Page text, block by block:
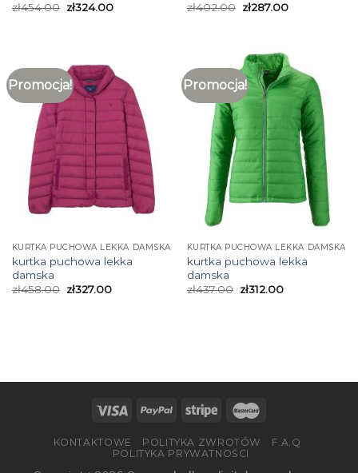
zł454.00 zł324.00
zł402.00 zł287.00
Promocja!
KURTKA PUCHOWA LEKKA DAMSKA
kurtka puchowa lekka
damska
zł458.00 zł327.00
Promocja!
KURTKA PUCHOWA LEKKA DAMSKA
kurtka puchowa lekka
damska
zł437.00 zł312.00
KONTAKTOWE POLITYKA ZWROTÓW
F.A.Q
POLITYKA PRYWATNOŚCI